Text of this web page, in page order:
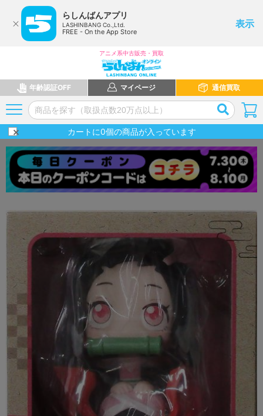
らしんばんアプリ
LASHINBANG Co.,Ltd.
FREE - On the App Store
表示
アニメ系中古販売・買取
年齢認証OFF マイページ 通信買取
カートに0個の商品が入っています